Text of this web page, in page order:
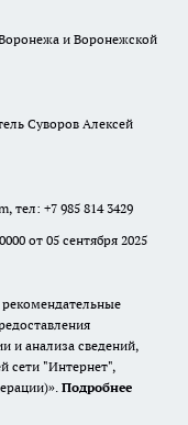
и Воронежской
Суворов Алексей
тел: +7 985 814 3429
от 05 сентября 2025
и анализа сведений,
сети "Интернет",
Подробнее